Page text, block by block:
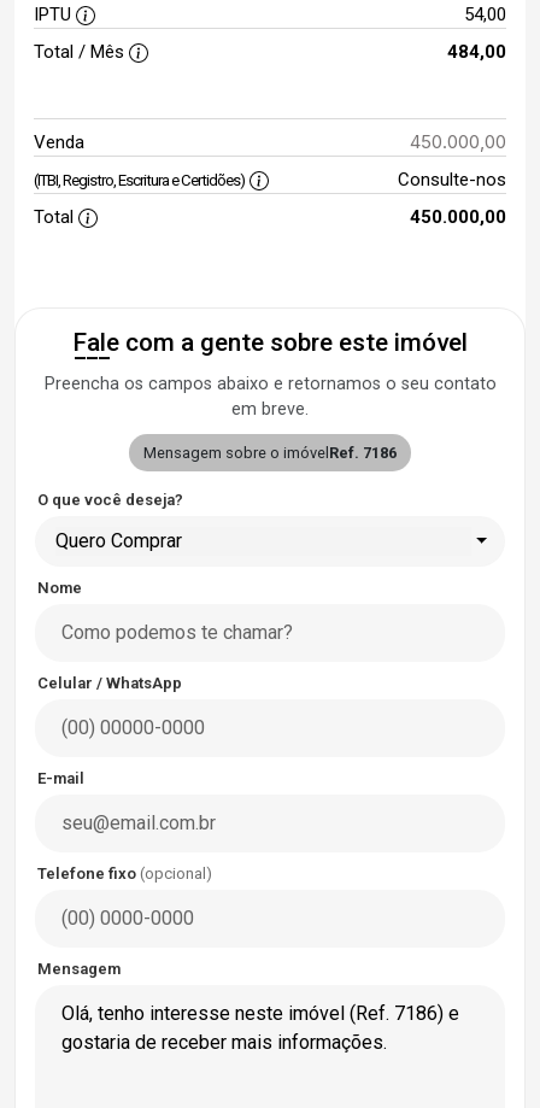
IPTU
54,00
Total / Mês
484,00
Venda 450.000,00
(ITBI, Registro, Escritura e Certidões)
Consulte-nos
Total
450.000,00
Fale com a gente sobre este imóvel
Preencha os campos abaixo e retornamos o seu contato
em breve.
Mensagem sobre o imóvel Ref. 7186
O que você deseja?
Quero Comprar
Nome
Celular / WhatsApp
E-mail
Telefone fixo (opcional)
Mensagem